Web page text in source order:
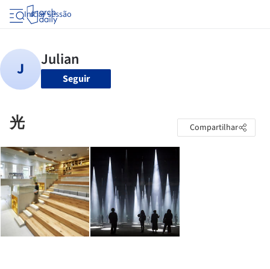
Iniciar sessão
Seguir
光 Compartilhar